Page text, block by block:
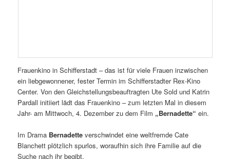
Frauenkino in Schifferstadt – das ist für viele Frauen inzwischen
ein liebgewonnener, fester Termin im Schifferstadter Rex-Kino
Center. Von den Gleichstellungsbeauftragten Ute Sold und Katrin
Pardall initiiert lädt das Frauenkino – zum letzten Mal in diesem
Jahr- am Mittwoch, 4. Dezember zu dem Film „Bernadette“ein.
Im Drama Bernadetteverschwindet eine weltfremde Cate
Blanchett plötzlich spurlos, woraufhin sich ihre Familie auf die
Suche nach ihr begibt.